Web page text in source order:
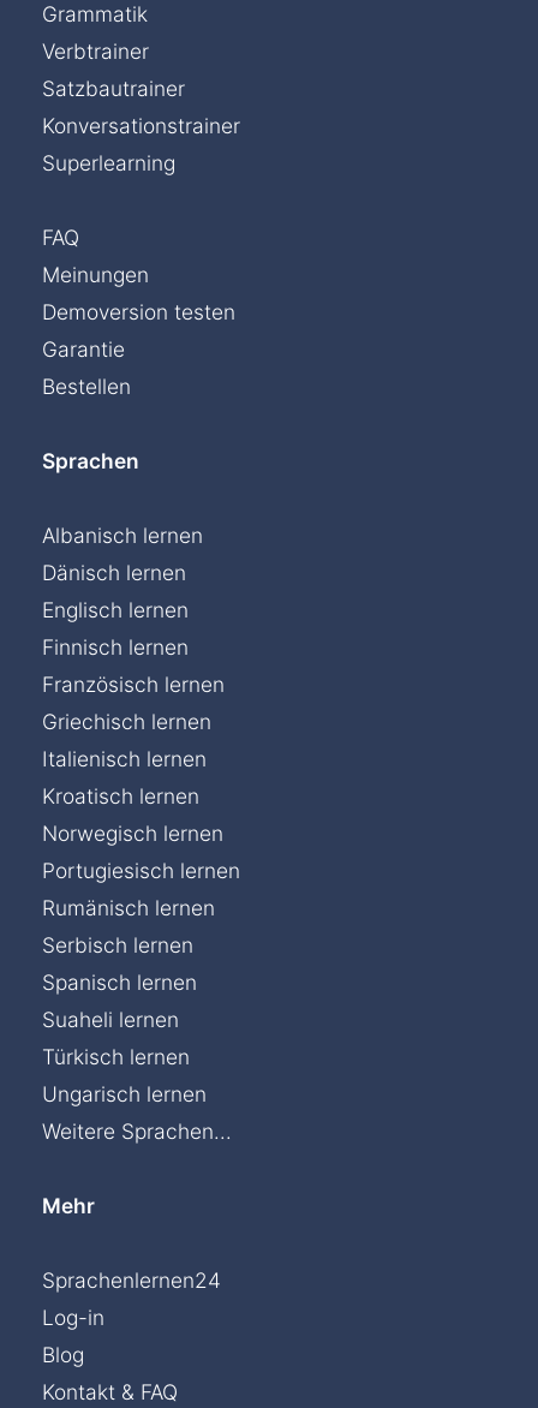
Grammatik
Verbtrainer
Satzbautrainer
Konversationstrainer
Superlearning
FAQ
Meinungen
Demoversion testen
Garantie
Bestellen
Sprachen
Albanisch lernen
Dänisch lernen
Englisch lernen
Finnisch lernen
Französisch lernen
Griechisch lernen
Italienisch lernen
Kroatisch lernen
Norwegisch lernen
Portugiesisch lernen
Rumänisch lernen
Serbisch lernen
Spanisch lernen
Suaheli lernen
Türkisch lernen
Ungarisch lernen
Weitere Sprachen...
Mehr
Sprachenlernen24
Log-in
Blog
Kontakt & FAQ